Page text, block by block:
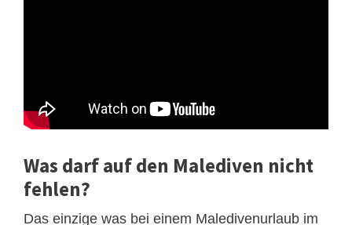
Was darf auf den Malediven nicht
fehlen?
Das einzige was bei einem Maledivenurlaub im